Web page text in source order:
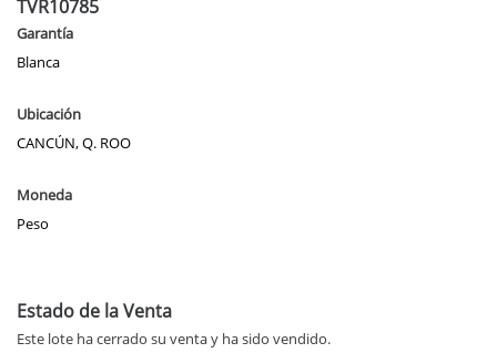
TVR10785
Garantía
Blanca
Ubicación
CANCÚN, Q. ROO
Moneda
Peso
Estado de la Venta
Este lote ha cerrado su venta y ha sido vendido.